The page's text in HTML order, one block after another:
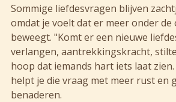
Sommige liefdesvragen blijven
omdat je voelt dat er meer onder
beweegt. "Komt er een nieuwe
verlangen, aantrekkingskracht,
hoop dat iemands hart iets laat
helpt je die vraag met meer rust en
benaderen.